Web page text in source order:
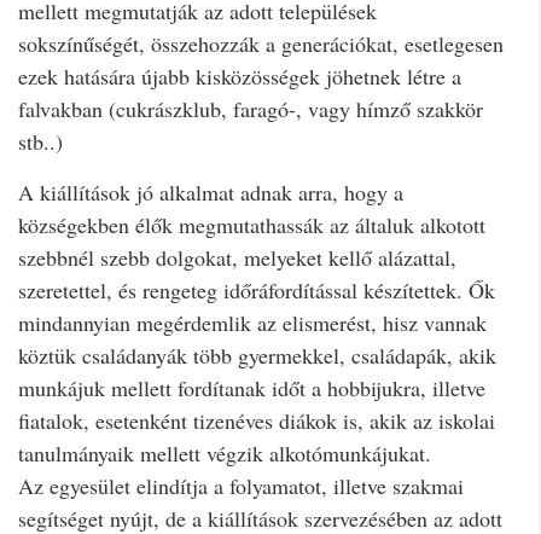
mellett megmutatják az adott települések
sokszínűségét, összehozzák a generációkat, esetlegesen
ezek hatására újabb kisközösségek jöhetnek létre a
falvakban (cukrászklub, faragó-, vagy hímző szakkör
stb..)
A kiállítások jó alkalmat adnak arra, hogy a
községekben élők megmutathassák az általuk alkotott
szebbnél szebb dolgokat, melyeket kellő alázattal,
szeretettel, és rengeteg időráfordítással készítettek. Ők
mindannyian megérdemlik az elismerést, hisz vannak
köztük családanyák több gyermekkel, családapák, akik
munkájuk mellett fordítanak időt a hobbijukra, illetve
fiatalok, esetenként tizenéves diákok is, akik az iskolai
tanulmányaik mellett végzik alkotómunkájukat.
Az egyesület elindítja a folyamatot, illetve szakmai
segítséget nyújt, de a kiállítások szervezésében az adott